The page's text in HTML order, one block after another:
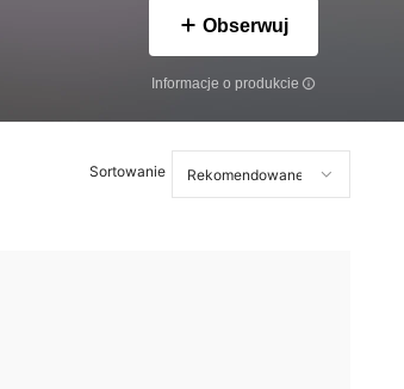
Obserwuj
Informacje o produkcie
Sortowanie